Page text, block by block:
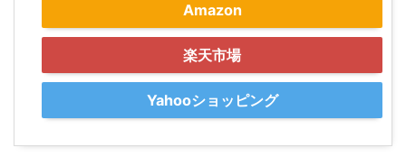
Amazon
楽天市場
Yahooショッピング